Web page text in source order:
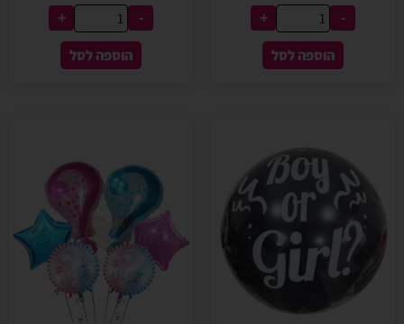
-
+
הוספה לסל
-
+
הוספה לסל